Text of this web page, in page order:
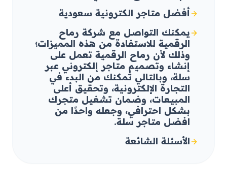
أفضل متاجر الكترونية سعودية
يمكنك التواصل مع شركة رماح
الرقمية للاستفادة من هذه المميزات؛
وذلك لأن رماح الرقمية تعمل على
إنشاء وتصميم متاجر إلكتروني عبر
سلة، وبالتالي تمكنك من البدء في
التجارة الإلكترونية، وتحقيق أعلى
المبيعات، وضمان تشغيل متجرك
بشكل احترافي، وجعله واحدًا من
افضل متاجر سلة.
الأسئلة الشائعة